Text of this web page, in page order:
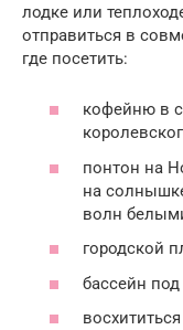
лодке или
отправиться в
где посетить:
кофейню в
понтон на
на
волн
городской
бассейн